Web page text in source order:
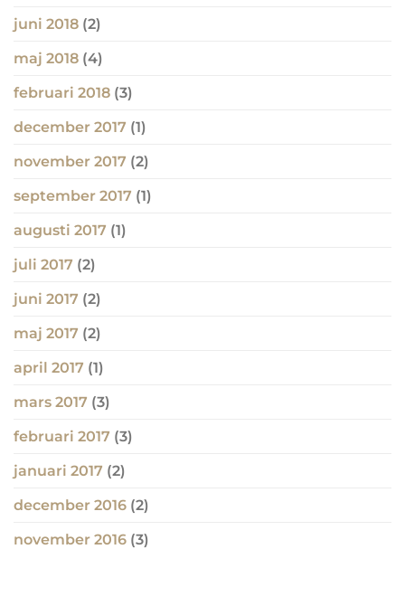
juni 2018 (2)
maj 2018 (4)
februari 2018 (3)
december 2017 (1)
november 2017 (2)
september 2017 (1)
augusti 2017 (1)
juli 2017 (2)
juni 2017 (2)
maj 2017 (2)
april 2017 (1)
mars 2017 (3)
februari 2017 (3)
januari 2017 (2)
december 2016 (2)
november 2016 (3)